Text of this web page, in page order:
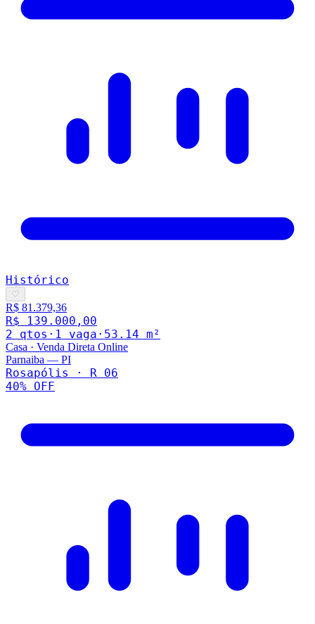
Histórico
♡
R$ 81.379,36
R$ 139.000,00
2 qtos · 1 vaga · 53.14 m²
Casa · Venda Direta Online
Parnaiba — PI
Rosapólis · R 06
40% OFF